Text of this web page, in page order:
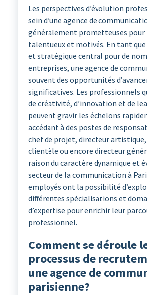
Les perspectives d’évolution
sein d’une agence de
généralement prometteuses pour
talentueux et motivés. En tant
et stratégique central pour de
entreprises, une agence de
souvent des opportunités
significatives. Les professionnels
de créativité, d’innovation et de
peuvent gravir les échelons
accédant à des postes de
chef de projet, directeur artistique,
clientèle ou encore directeur
raison du caractère dynamique et
secteur de la communication à
employés ont la possibilité
différentes spécialisations et
d’expertise pour enrichir leur
professionnel.
Comment se déroule
processus de
une agence de
parisienne?